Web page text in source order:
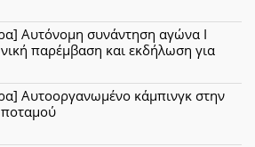
Αυτόνομη συνάντηση αγώνα Ι
παρέμβαση και εκδήλωση για
Αυτοοργανωμένο κάμπινγκ στην